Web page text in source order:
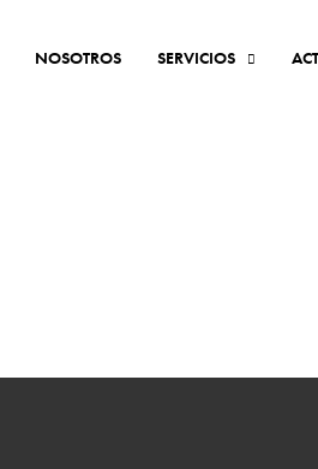
NOSOTROS SERVICIOS